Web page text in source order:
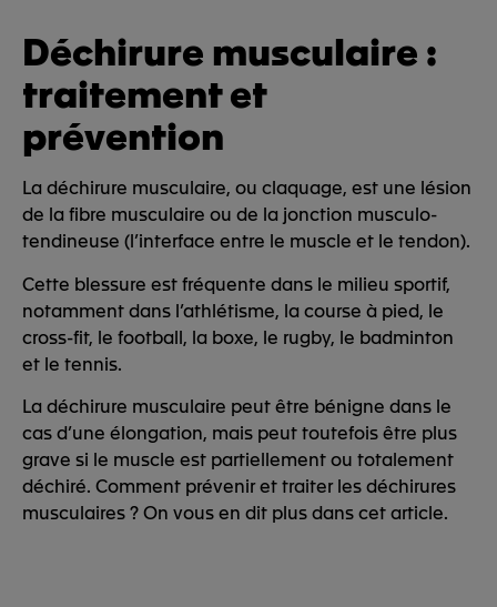
Déchirure musculaire :
traitement et
prévention
La déchirure musculaire, ou claquage, est une lésion
de la fibre musculaire ou de la jonction musculo-
tendineuse (l’interface entre le muscle et le tendon).
Cette blessure est fréquente dans le milieu sportif,
notamment dans l’athlétisme, la course à pied, le
cross-fit, le football, la boxe, le rugby, le badminton
et le tennis.
La déchirure musculaire peut être bénigne dans le
cas d’une élongation, mais peut toutefois être plus
grave si le muscle est partiellement ou totalement
déchiré. Comment prévenir et traiter les déchirures
musculaires ? On vous en dit plus dans cet article.